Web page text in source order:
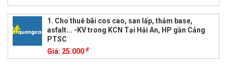
1. Cho thuê bãi cos cao, san lấp, thảm base,
asfalt... -KV trong KCN Tại Hải An, HP gần Cảng
PTSC
Giá: 25.000 đ